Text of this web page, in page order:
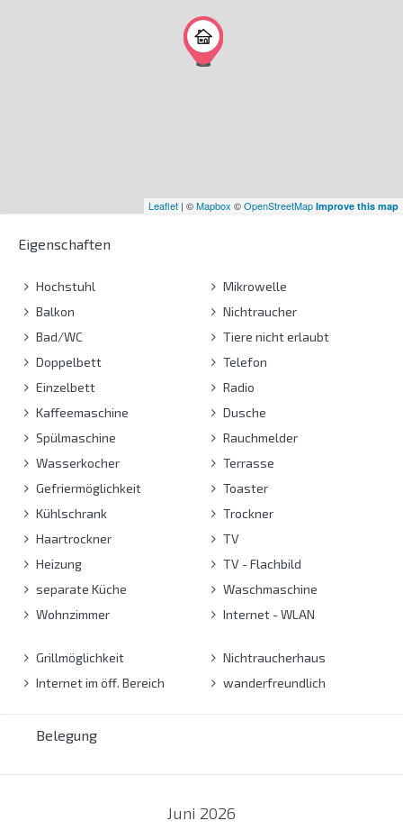
Leaflet | ©Mapbox ©OpenStreetMap Improve this map
Eigenschaften
Hochstuhl
Balkon
Bad/WC
Doppelbett
Einzelbett
Kaffeemaschine
Spülmaschine
Wasserkocher
Gefriermöglichkeit
Kühlschrank
Haartrockner
Heizung
separate Küche
Wohnzimmer
Mikrowelle
Nichtraucher
Tiere nicht erlaubt
Telefon
Radio
Dusche
Rauchmelder
Terrasse
Toaster
Trockner
TV
TV - Flachbild
Waschmaschine
Internet - WLAN
Grillmöglichkeit
Internet im öff. Bereich
Nichtraucherhaus
wanderfreundlich
Belegung
Juni 2026